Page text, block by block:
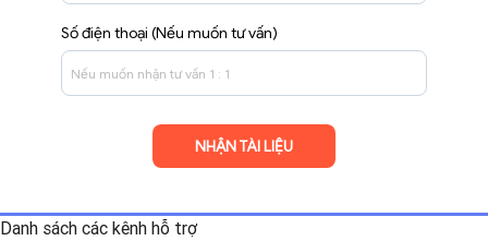
Số điện thoại (Nếu muốn tư vấn)
Danh sách các kênh hỗ trợ